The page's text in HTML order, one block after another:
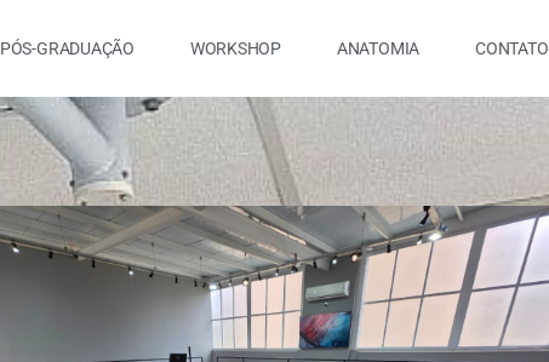
PÓS-GRADUAÇÃO WORKSHOP ANATOMIA CONTATO